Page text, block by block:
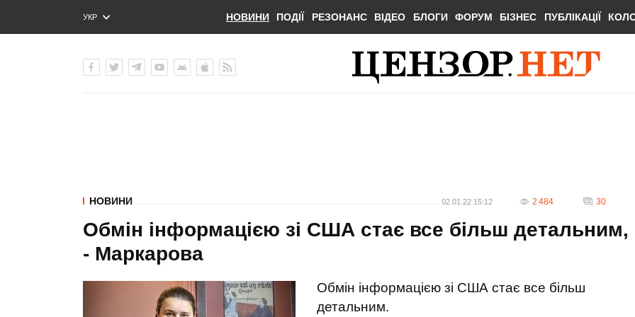
УКР
ENG
НОВИНИ ПОДІЇ РЕЗОНАНС ВІДЕО БЛОГИ ФОРУМ БІЗНЕС ПУБЛІКАЦІЇ
НОВИНИ 02.01.22 15:12 2 484 30
Обмін інформацією зі США стає все більш детальним,
- Маркарова
Обмін інформацією зі США стає все більш
детальним.